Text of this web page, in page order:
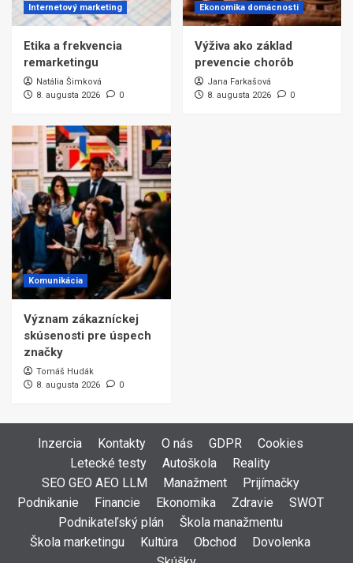
Internetový marketing
Etika a frekvencia
remarketingu
Natália Šimková
8. augusta 2026
0
Ekonomika domácnosti
Výživa ako základ
prevencie chorôb
Jana Farkašová
8. augusta 2026
0
Komunikácia
Význam zákazníckej
skúsenosti pre úspech
značky
Tomáš Hudák
8. augusta 2026
0
Inzercia Kontakty O nás GDPR
Cookies
Letecké testy
Autoškola
Reality
SEO GEO AEO LLM
Manažment
Prijímačky
Podnikanie
Financie Ekonomika Zdravie
SWOT
Podnikateľský plán
Škola manažmentu
Škola marketingu
Kultúra Obchod
Dovolenka